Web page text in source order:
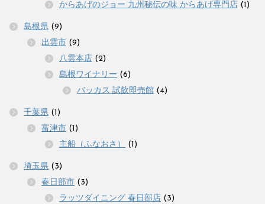
からあげのジョー 九州秘伝の味 からあげ専門店 (1)
島根県 (9)
出雲市 (9)
八雲本店 (2)
島根ワイナリー (6)
バッカス 試飲即売館 (4)
千葉県 (1)
富津市 (1)
主船（ふなおさ）
(1)
埼玉県 (3)
春日部市 (3)
ラッツダイニング 春日部店 (3)